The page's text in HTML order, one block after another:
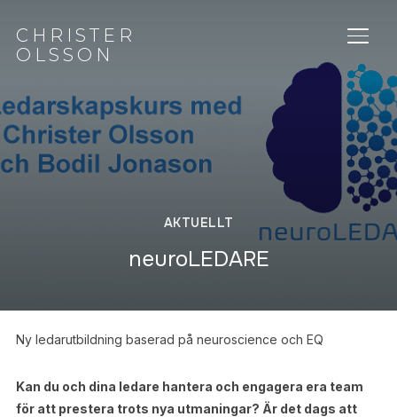
CHRISTER
OLSSON
SLÅ
AKTUELLT
neuroLEDARE
Ny ledarutbildning baserad på neuroscience och EQ
Kan du och dina ledare hantera och engagera era team
för att prestera trots nya utmaningar? Är det dags att